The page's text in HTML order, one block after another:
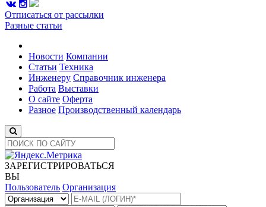
Отписаться от рассылки
Разные статьи
Новости Компании
Статьи Техника
Инженеру Справочник инженера
Работа Выставки
О сайте Оферта
Разное Производственный календарь
ЗАРЕГИСТРИРОВАТЬСЯ
ВЫ
Пользователь Организация